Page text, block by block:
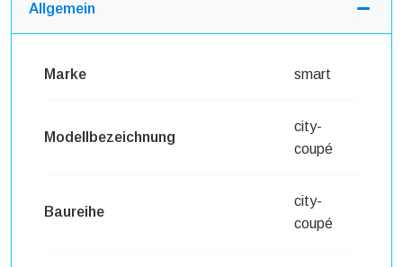
Allgemein
Marke smart
Modellbezeichnung
city-
coupé
Baureihe
city-
coupé